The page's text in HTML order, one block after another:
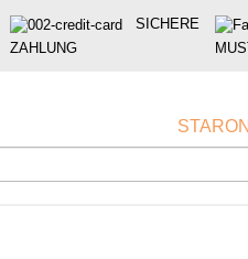
SICHERE
ZAHLUNG